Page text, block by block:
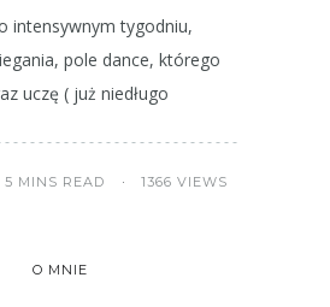
intensywnym tygodniu,
pole dance, którego
uczę ( już niedługo
5 MINS READ 1366 VIEWS
O MNIE